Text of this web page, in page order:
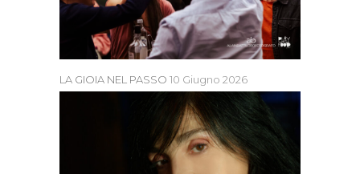
LA GIOIA NEL PASSO 10 Giugno 2026